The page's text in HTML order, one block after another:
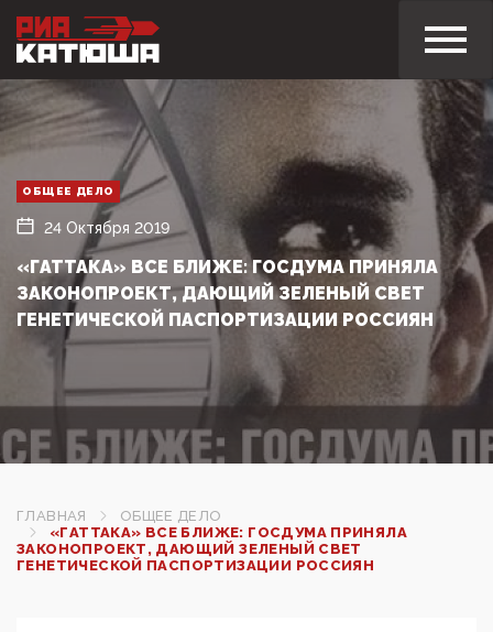
ОБЩЕЕ ДЕЛО
24 Октября 2019
«ГАТТАКА» ВСЕ БЛИЖЕ: ГОСДУМА ПРИНЯЛА
ЗАКОНОПРОЕКТ, ДАЮЩИЙ ЗЕЛЕНЫЙ СВЕТ
ГЕНЕТИЧЕСКОЙ ПАСПОРТИЗАЦИИ РОССИЯН
ГЛАВНАЯ
ОБЩЕЕ ДЕЛО
«ГАТТАКА» ВСЕ БЛИЖЕ: ГОСДУМА ПРИНЯЛА
ЗАКОНОПРОЕКТ, ДАЮЩИЙ ЗЕЛЕНЫЙ СВЕТ
ГЕНЕТИЧЕСКОЙ ПАСПОРТИЗАЦИИ РОССИЯН